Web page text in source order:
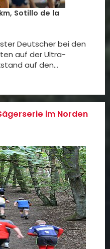
Sotillo de la
Deutscher bei den
auf der Ultra-
auf den…
im Norden